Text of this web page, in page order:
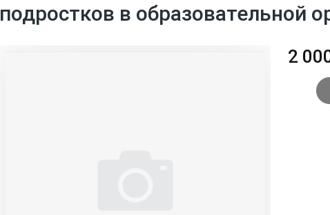
подростков в образовательной
2